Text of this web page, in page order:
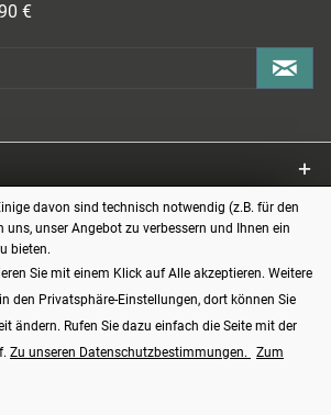
€
davon sind technisch notwendig (z.B. für den
uns, unser Angebot zu verbessern und Ihnen ein
bieten.
Sie mit einem Klick auf Alle akzeptieren. Weitere
den Privatsphäre-Einstellungen, dort können Sie
ändern. Rufen Sie dazu einfach die Seite mit der
Zu unseren Datenschutzbestimmungen.
Zum